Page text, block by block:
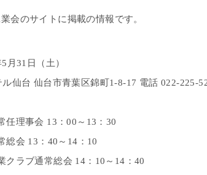
会のサイトに掲載の情報です。
5 月31 日（土）
ル仙台 仙台市青葉区錦町1-8-17 電話022-225-
任理事会 13 ：00 ～ 13 ： 30
総会 13 ： 40 ～ 14 ： 10
クラブ通常総会 14 ： 10 ～ 14 ：40